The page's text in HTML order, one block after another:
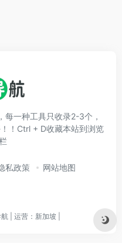
每一种工具只收录2-3个，
！Ctrl + D收藏本站到浏览
私政策 网站地图
| 运营：新加坡 |